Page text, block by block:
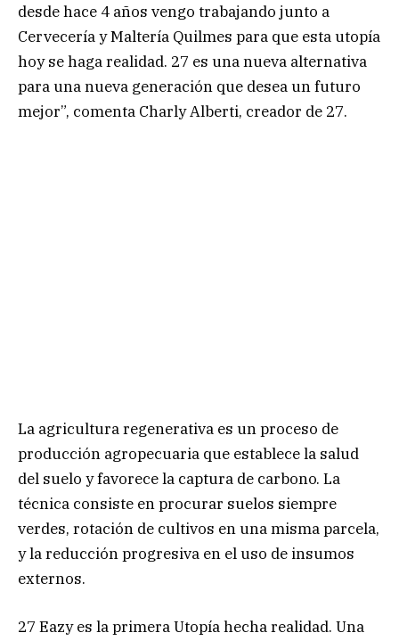
desde hace 4 años vengo trabajando junto a
Cervecería y Maltería Quilmes para que esta utopía
hoy se haga realidad. 27 es una nueva alternativa
para una nueva generación que desea un futuro
mejor”, comenta Charly Alberti, creador de 27.
La agricultura regenerativa es un proceso de
producción agropecuaria que establece la salud
del suelo y favorece la captura de carbono. La
técnica consiste en procurar suelos siempre
verdes, rotación de cultivos en una misma parcela,
y la reducción progresiva en el uso de insumos
externos.
27 Eazy es la primera Utopía hecha realidad. Una